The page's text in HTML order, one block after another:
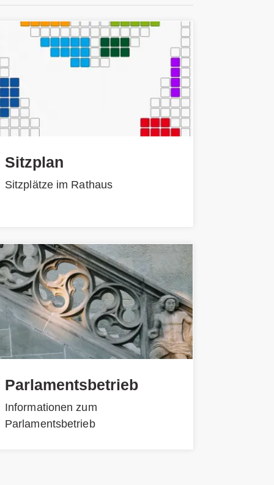
Sitzplan
Sitzplätze im Rathaus
Parlamentsbetrieb
Informationen zum
Parlamentsbetrieb